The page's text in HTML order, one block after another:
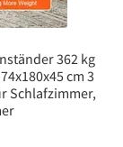
362 kg
cm 3
Schlafzimmer,